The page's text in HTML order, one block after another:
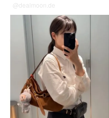
@dealmoon.de